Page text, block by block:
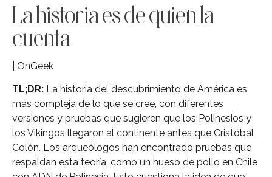
La historia es de quien la
cuenta
| OnGeek
TL;DR: La historia del descubrimiento de América es
más compleja de lo que se cree, con diferentes
versiones y pruebas que sugieren que los Polinesios y
los Vikingos llegaron al continente antes que Cristóbal
Colón. Los arqueólogos han encontrado pruebas que
respaldan esta teoría, como un hueso de pollo en Chile